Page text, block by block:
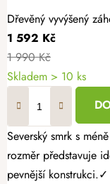
Dřevěný vyvýšený
1 592 Kč
1 990 Kč
Skladem > 10 ks
Severský smrk s méně suky 100% přírodní materiál Čtyřstranně hoblovaný masiv Vytvořte si přehlednou a snadno udržovatelnou zahradu s opáleným dřevěným
rozměr představuje
pevnější